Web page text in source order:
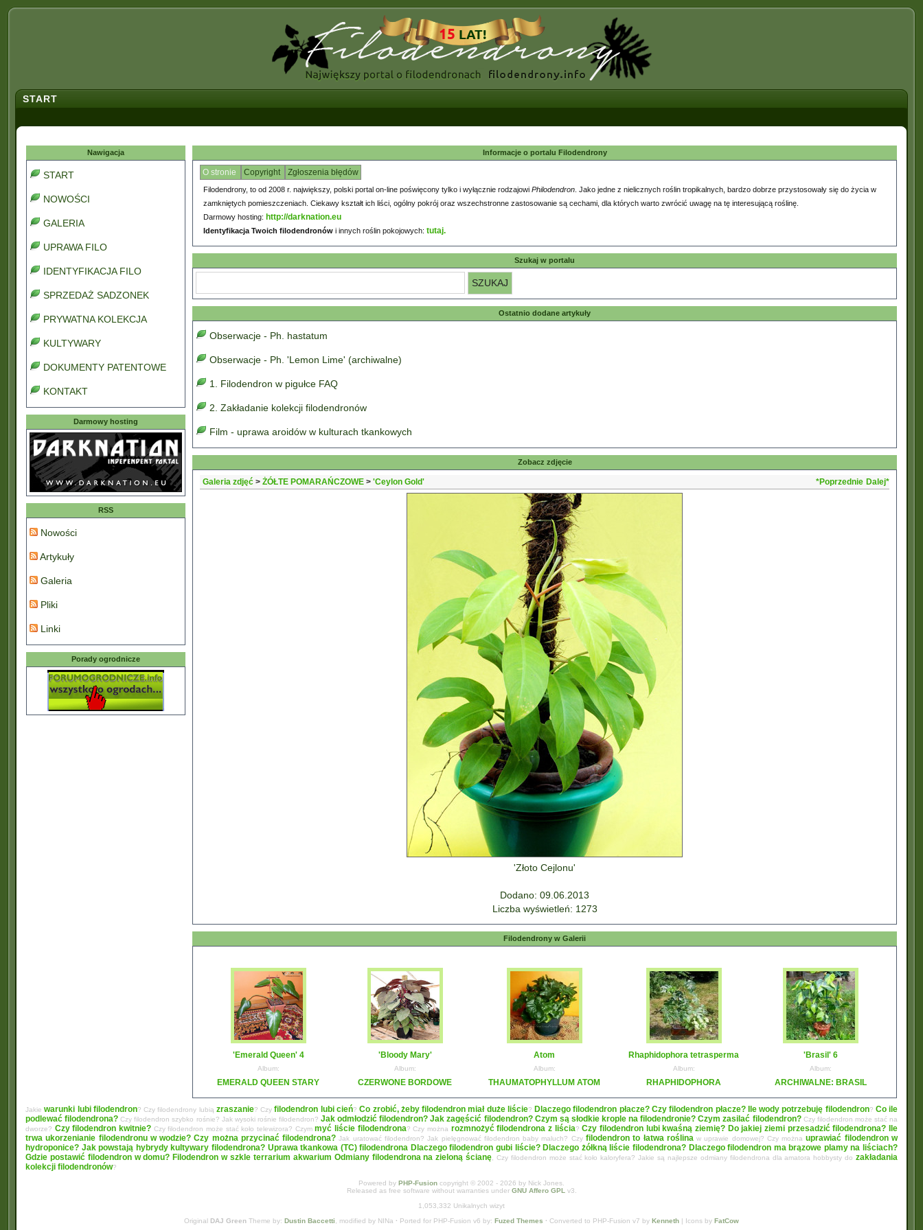
START
Nawigacja
START
NOWOŚCI
GALERIA
UPRAWA FILO
IDENTYFIKACJA FILO
SPRZEDAŻ SADZONEK
PRYWATNA KOLEKCJA
KULTYWARY
DOKUMENTY PATENTOWE
KONTAKT
Darmowy hosting
RSS
Nowości
Artykuły
Galeria
Pliki
Linki
Porady ogrodnicze
Informacje o portalu Filodendrony
O stronie Copyright Zgłoszenia błędów
Filodendrony, to od 2008 r. największy, polski portal on-line poświęcony tylko i wyłącznie rodzajowi Philodendron . Jako jedne z nielicznych roślin tropikalnych, bardzo dobrze przystosowały się do życia w
zamkniętych pomieszczeniach. Ciekawy kształt ich liści, ogólny pokrój oraz wszechstronne zastosowanie są cechami, dla których warto zwrócić uwagę na tę interesującą roślinę.
Darmowy hosting: http://darknation.eu
Identyfikacja Twoich filodendronów i innych roślin pokojowych: tutaj.
Szukaj w portalu
Ostatnio dodane artykuły
Obserwacje - Ph. hastatum
Obserwacje - Ph. 'Lemon Lime' (archiwalne)
1. Filodendron w pigułce FAQ
2. Zakładanie kolekcji filodendronów
Film - uprawa aroidów w kulturach tkankowych
Zobacz zdjęcie
Galeria zdjęć > ŻÓŁTE POMARAŃCZOWE > 'Ceylon Gold' *Poprzednie Dalej*
'Złoto Cejlonu'
Dodano: 09.06.2013
Liczba wyświetleń: 1273
Filodendrony w Galerii
'Emerald Queen' 4
Album:
EMERALD QUEEN STARY
'Bloody Mary'
Album:
CZERWONE BORDOWE
Atom
Album:
THAUMATOPHYLLUM ATOM
Rhaphidophora tetrasperma
Album:
RHAPHIDOPHORA
'Brasil' 6
Album:
ARCHIWALNE: BRASIL
Jakiewarunki lubi filodendron? Czy filodendrony lubią zraszanie? Czyfilodendron lubi cień?Co zrobić, żeby filodendron miał duże liście? Dlaczego filodendron płacze? Czy filodendron płacze? Ile wody potrzebuję filodendron? Co ile
podlewać filodendrona? Czy filodendron szybko rośnie? Jak wysoki rośnie filodendron?Jak odmłodzić filodendron? Jak zagęścić filodendron? Czym są słodkie krople na filodendronie? Czym zasilać filodendron?Czy filodendron może stać na
dworze? Czy filodendron kwitnie? Czy filodendron może stać koło telewizora? Czymmyć liście filodendrona? Czy można rozmnożyć filodendrona z liścia?Czy filodendron lubi kwaśną ziemię? Do jakiej ziemi przesadzić filodendrona?
Ile
trwa ukorzenianie filodendronu w wodzie? Czy można przycinać filodendrona? Jak uratować filodendron? Jak pielęgnować filodendron baby maluch? Czy filodendron to łatwa roślina w uprawie domowej? Czy możnauprawiać filodendron w
hydroponice? Jak powstają hybrydy kultywary filodendrona? Uprawa tkankowa (TC) filodendrona Dlaczego filodendron gubi liście? Dlaczego żółkną liście filodendrona? Dlaczego filodendron ma brązowe plamy na liściach?
Gdzie postawić filodendron w domu? Filodendron w szkle terrarium akwarium Odmiany filodendrona na zieloną ścianę , Czy filodendron może stać koło kaloryfera? Jakie są najlepsze odmiany filodendrona dla amatora hobbysty dozakładania
kolekcji filodendronów?
Powered by PHP-Fusion copyright © 2002 - 2026 by Nick Jones.
Released as free software without warranties under GNU Affero GPL v3.
1,053,332 Unikalnych wizyt
Original DAJ Green Theme by: Dustin Baccetti , modified by NINa · Ported for PHP-Fusion v6 by: Fuzed Themes · Converted to PHP-Fusion v7 by Kenneth | Icons by FatCow